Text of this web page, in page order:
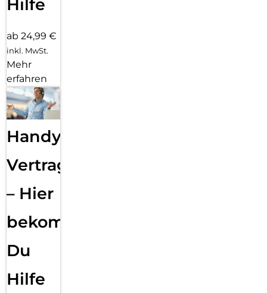
Hilfe
ab 24,99 €
inkl. MwSt.
Mehr
erfahren
Handy
Vertragsabwicklung
– Hier
bekommst
Du
Hilfe